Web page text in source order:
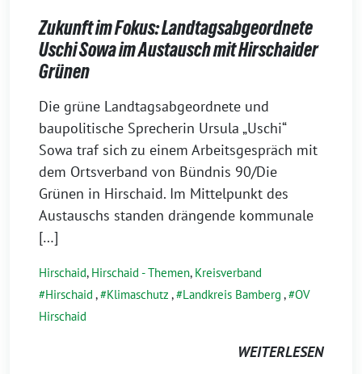
Zukunft im Fokus: Landtagsabgeordnete
Uschi Sowa im Austausch mit Hirschaider
Grünen
7.
Juli
2026
Die grüne Landtagsabgeordnete und
baupolitische Sprecherin Ursula „Uschi“
Sowa traf sich zu einem Arbeitsgespräch mit
dem Ortsverband von Bündnis 90/Die
Grünen in Hirschaid. Im Mittelpunkt des
Austauschs standen drängende kommunale
[…]
Hirschaid, Hirschaid - Themen, Kreisverband
Hirschaid , Klimaschutz , Landkreis Bamberg , OV
Hirschaid
WEITERLESEN